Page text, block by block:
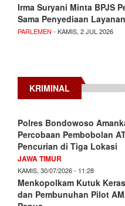
Irma Suryani Minta BPJS
Sama Penyediaan
PARLEMEN - KAMIS, 2 JUL 2026
KRIMINAL
Polres Bondowoso
Percobaan Pembobolan
Pencurian di Tiga Lokasi
JAWA TIMUR
KAMIS, 30/07/2026 - 11:28
Menkopolkam Kutuk
dan Pembunuhan Pilot